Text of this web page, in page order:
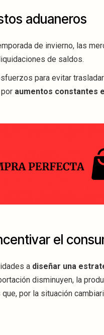
aduaneros
de invierno, las
de saldos.
para evitar
aumentos constantes
el
a diseñar una
disminuyen, la
por la situación